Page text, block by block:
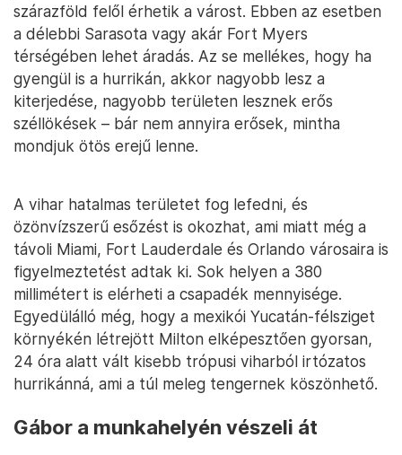
szárazföld felől érhetik a várost. Ebben az esetben
a délebbi Sarasota vagy akár Fort Myers
térségében lehet áradás. Az se mellékes, hogy ha
gyengül is a hurrikán, akkor nagyobb lesz a
kiterjedése, nagyobb területen lesznek erős
széllökések – bár nem annyira erősek, mintha
mondjuk ötös erejű lenne.
A vihar hatalmas területet fog lefedni, és
özönvízszerű esőzést is okozhat, ami miatt még a
távoli Miami, Fort Lauderdale és Orlando városaira is
figyelmeztetést adtak ki. Sok helyen a 380
millimétert is elérheti a csapadék mennyisége.
Egyedülálló még, hogy a mexikói Yucatán-félsziget
környékén létrejött Milton elképesztően gyorsan,
24 óra alatt vált kisebb trópusi viharból irtózatos
hurrikánná, ami a túl meleg tengernek köszönhető.
Gábor a munkahelyén vészeli át